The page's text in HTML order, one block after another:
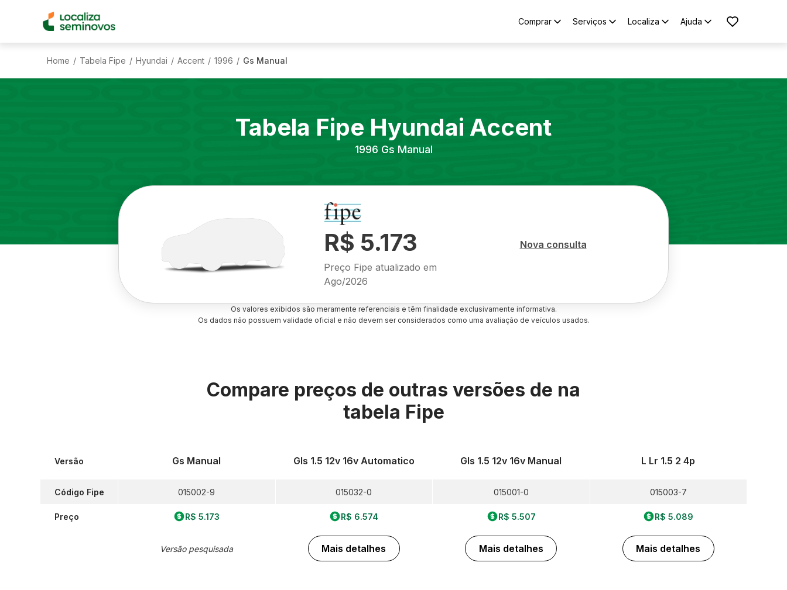
Comprar Serviços Localiza Ajuda
Home / Tabela Fipe / Hyundai / Accent / 1996 / Gs Manual
Tabela Fipe Hyundai Accent
1996 Gs Manual
R$ 5.173
Preço Fipe atualizado em
Ago/2026
Nova consulta
Os valores exibidos são meramente referenciais e têm finalidade exclusivamente informativa.
Os dados não possuem validade oficial e não devem ser considerados como uma avaliação de veículos usados.
Compare preços de outras versões de na
tabela Fipe
Versão
Código Fipe
Preço
Gs Manual
015002-9
R$ 5.173
Versão pesquisada
Gls 1.5 12v 16v Automatico
015032-0
R$ 6.574
Mais detalhes
Gls 1.5 12v 16v Manual
015001-0
R$ 5.507
Mais detalhes
L Lr 1.5 2 4p
015003-7
R$ 5.089
Mais detalhes